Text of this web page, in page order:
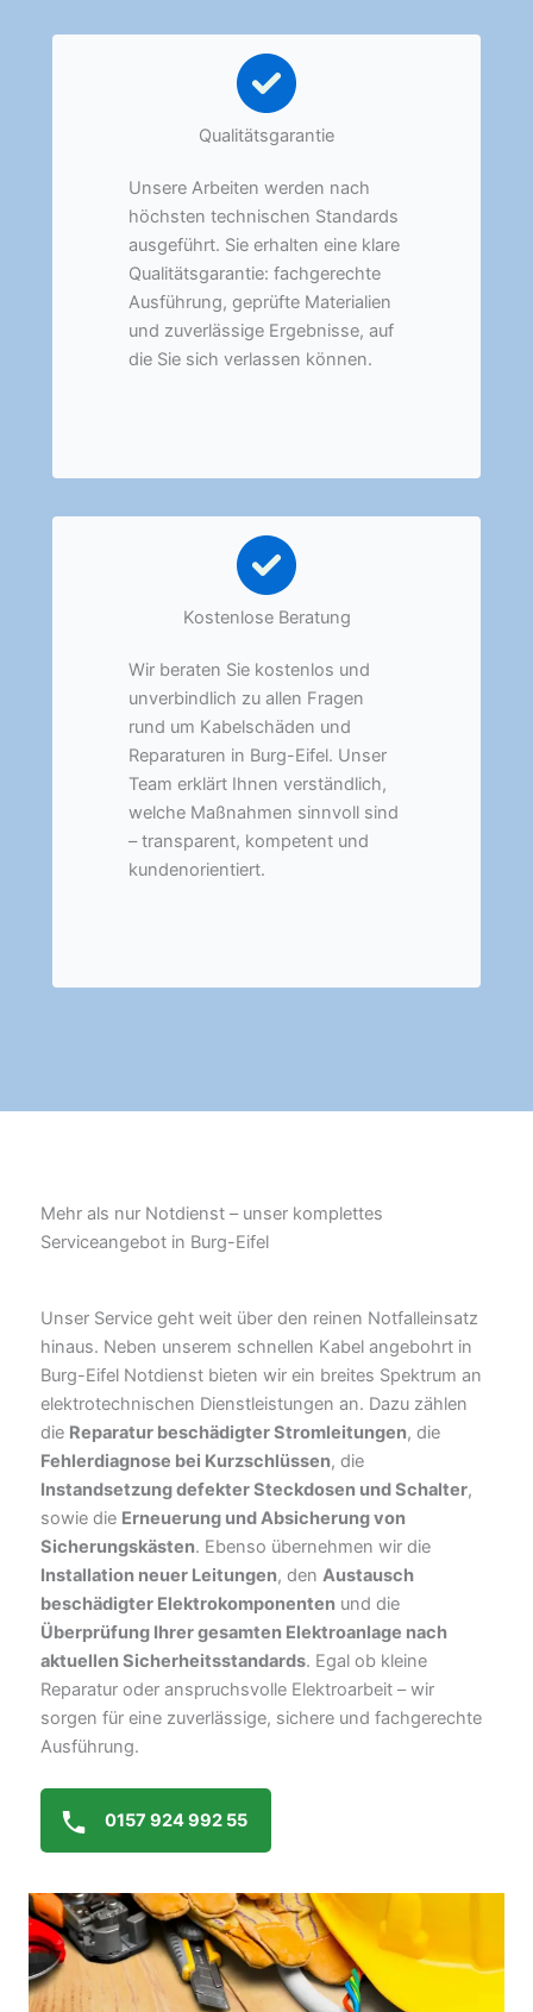
Qualitätsgarantie
Unsere Arbeiten werden nach
höchsten technischen Standards
ausgeführt. Sie erhalten eine klare
Qualitätsgarantie: fachgerechte
Ausführung, geprüfte Materialien
und zuverlässige Ergebnisse, auf
die Sie sich verlassen können.
Kostenlose Beratung
Wir beraten Sie kostenlos und
unverbindlich zu allen Fragen
rund um Kabelschäden und
Reparaturen in Burg-Eifel. Unser
Team erklärt Ihnen verständlich,
welche Maßnahmen sinnvoll sind
– transparent, kompetent und
kundenorientiert.
Mehr als nur Notdienst – unser komplettes
Serviceangebot in Burg-Eifel
Unser Service geht weit über den reinen Notfalleinsatz
hinaus. Neben unserem schnellen Kabel angebohrt in
Burg-Eifel Notdienst bieten wir ein breites Spektrum an
elektrotechnischen Dienstleistungen an. Dazu zählen
die Reparatur beschädigter Stromleitungen, die
Fehlerdiagnose bei Kurzschlüssen, die
Instandsetzung defekter Steckdosen und Schalter,
sowie die Erneuerung und Absicherung von
Sicherungskästen. Ebenso übernehmen wir die
Installation neuer Leitungen, den Austausch
beschädigter Elektrokomponenten und die
Überprüfung Ihrer gesamten Elektroanlage nach
aktuellen Sicherheitsstandards. Egal ob kleine
Reparatur oder anspruchsvolle Elektroarbeit – wir
sorgen für eine zuverlässige, sichere und fachgerechte
Ausführung.
0157 924 992 55